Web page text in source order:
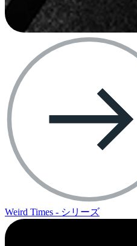
Weird Times - シリーズ